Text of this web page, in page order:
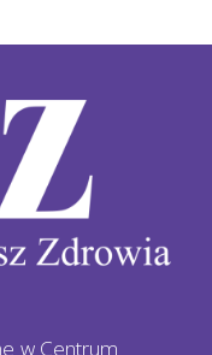
w Centrum